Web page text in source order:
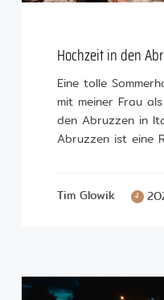
Hochzeit in den
Eine tolle
mit meiner Frau
den Abruzzen in
Abruzzen ist eine
Tim Glowik